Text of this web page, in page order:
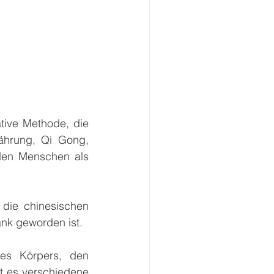
Methode, die
Qi Gong,
Menschen als
chinesischen
geworden ist.
Körpers, den